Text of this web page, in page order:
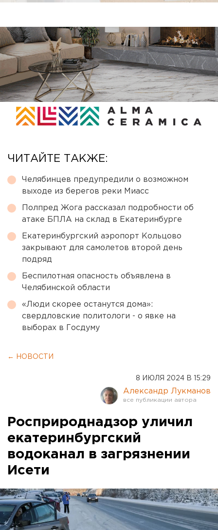
ЧИТАЙТЕ ТАКЖЕ:
Челябинцев предупредили о возможном
выходе из берегов реки Миасс
Полпред Жога рассказал подробности об
атаке БПЛА на склад в Екатеринбурге
Екатеринбургский аэропорт Кольцово
закрывают для самолетов второй день
подряд
Беспилотная опасность объявлена в
Челябинской области
«Люди скорее останутся дома»:
свердловские политологи - о явке на
выборах в Госдуму
← НОВОСТИ
8 ИЮЛЯ 2024 В 15:29
Александр Лукманов
Росприроднадзор уличил
екатеринбургский
водоканал в загрязнении
Исети